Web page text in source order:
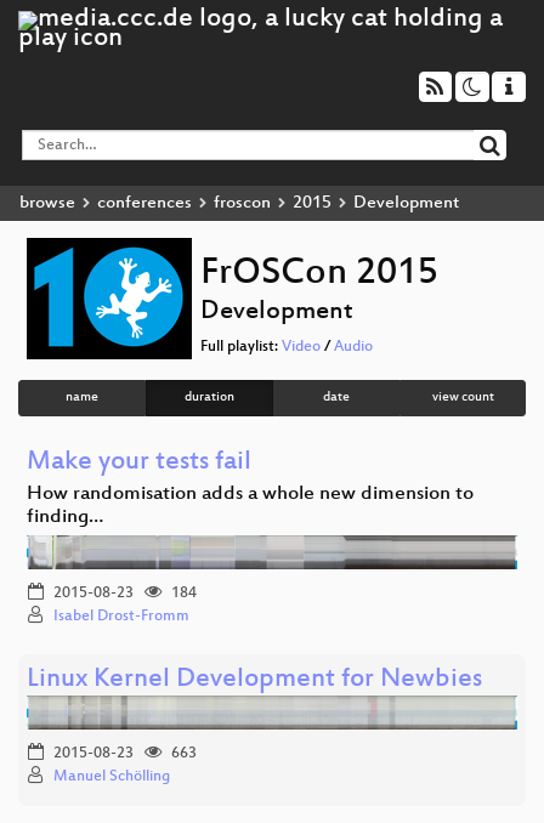
browse conferences froscon 2015 Development
FrOSCon 2015
Development
Full playlist: Video / Audio
name duration date view count
Make your tests fail
How randomisation adds a whole new dimension to
finding…
2015-08-23
184
Isabel Drost-Fromm
Linux Kernel Development for Newbies
2015-08-23
663
Manuel Schölling